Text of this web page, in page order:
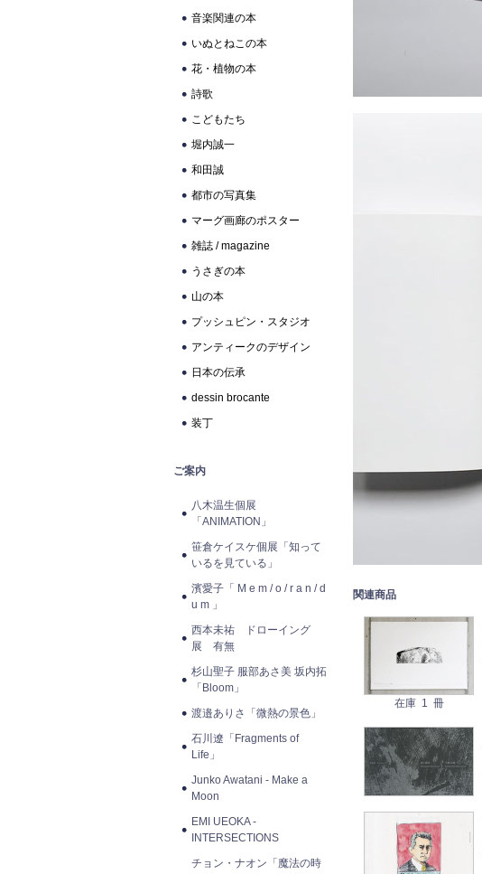
音楽関連の本
いぬとねこの本
花・植物の本
詩歌
こどもたち
堀内誠一
和田誠
都市の写真集
マーグ画廊のポスター
雑誌 / magazine
うさぎの本
山の本
プッシュピン・スタジオ
アンティークのデザイン
日本の伝承
dessin brocante
装丁
ご案内
八木温生個展
「ANIMATION」
笹倉ケイスケ個展「知って
いるを見ている」
濱愛子「 M e m / o / r a n / d
u m 」
西本未祐 ドローイング
展 有無
杉山聖子 服部あさ美 坂内拓
「Bloom」
渡邉ありさ「微熱の景色」
石川遼「Fragments of
Life」
Junko Awatani - Make a
Moon
EMI UEOKA -
INTERSECTIONS
チョン・ナオン「魔法の時
関連商品
在庫 1 冊